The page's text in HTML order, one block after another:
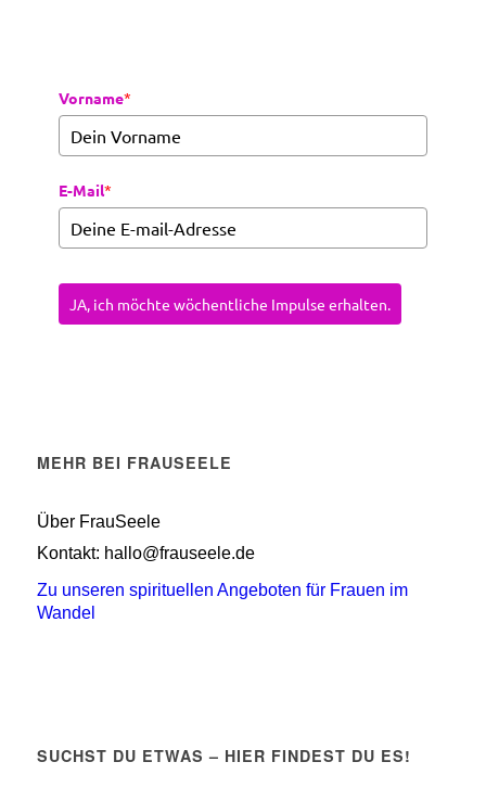
Vorname*
E-Mail*
JA, ich möchte wöchentliche Impulse erhalten.
MEHR BEI FRAUSEELE
Über FrauSeele
Kontakt: hallo@frauseele.de
Zu unseren spirituellen Angeboten für Frauen im
Wandel
SUCHST DU ETWAS – HIER FINDEST DU ES!